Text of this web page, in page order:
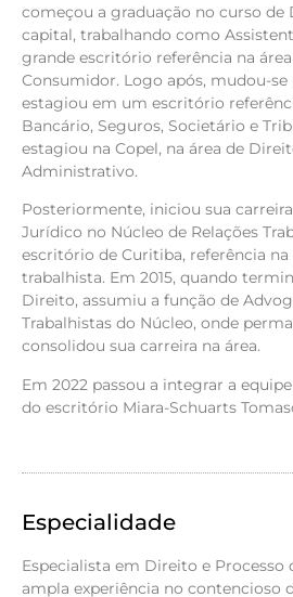
começou a graduação no curso de
capital, trabalhando como
grande escritório referência na
Consumidor. Logo após, mudou-se
estagiou em um escritório
Bancário, Seguros, Societário e
estagiou na Copel, na área de
Administrativo.
Posteriormente, iniciou sua
Jurídico no Núcleo de Relações
escritório de Curitiba, referência na
trabalhista. Em 2015, quando
Direito, assumiu a função de
Trabalhistas do Núcleo, onde
consolidou sua carreira na área.
Em 2022 passou a integrar a
do escritório Miara-Schuarts
Especialidade
Especialista em Direito e Processo
ampla experiência no contencioso